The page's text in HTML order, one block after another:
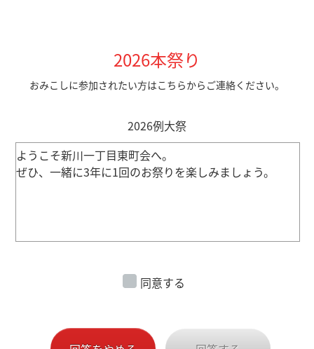
2026本祭り
おみこしに参加されたい方はこちらからご連絡ください。
2026例大祭
ようこそ新川一丁目東町会へ。
ぜひ、一緒に3年に1回のお祭りを楽しみましょう。
同意する